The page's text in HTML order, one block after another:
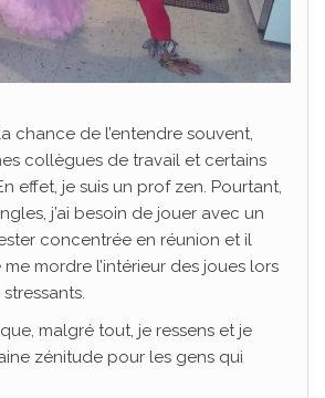
chance de l’entendre souvent,
collègues de travail et certains
effet, je suis un prof zen. Pourtant,
j’ai besoin de jouer avec un
concentrée en réunion et il
me mordre l’intérieur des joues lors
malgré tout, je ressens et je
zénitude pour les gens qui